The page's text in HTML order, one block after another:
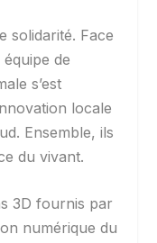
solidarité. Face
de
s’est
locale
Ensemble, ils
du vivant.
3D fournis par
numérique du